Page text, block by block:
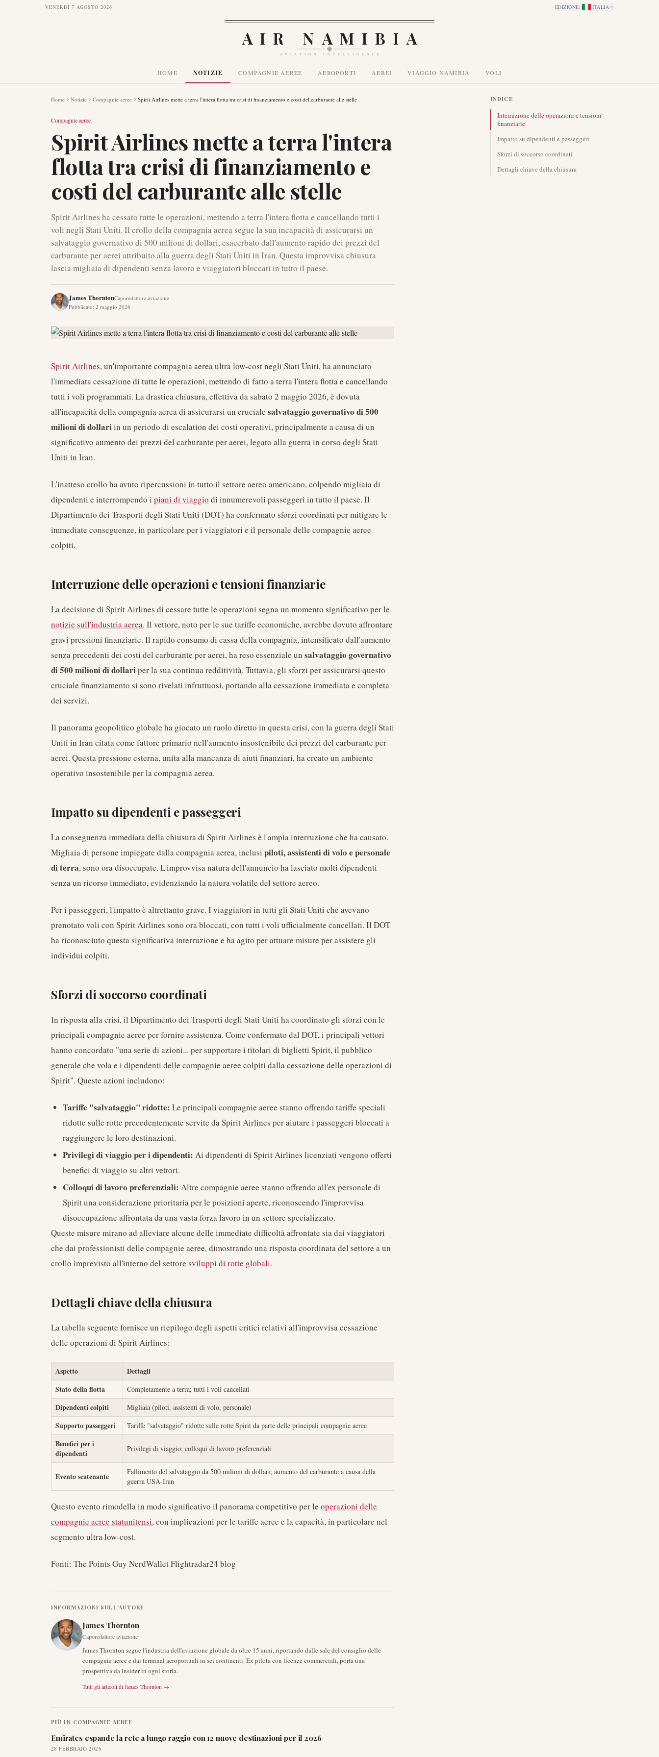
VENERDÌ 7 AGOSTO 2026 EDIZIONE: ITALIA
AIR NAMIBIA
AVIATION INTELLIGENCE
HOME NOTIZIE COMPAGNIE AEREE AEROPORTI AEREI VIAGGIO NAMIBIA VOLI
Home Notizie Compagnie aeree Spirit Airlines mette a terra l'intera flotta tra crisi di finanziamento e costi del carburante alle stelle
Compagnie aeree
Spirit Airlines mette a terra l'intera
flotta tra crisi di finanziamento e
costi del carburante alle stelle
Spirit Airlines ha cessato tutte le operazioni, mettendo a terra l'intera flotta e cancellando tutti i
voli negli Stati Uniti. Il crollo della compagnia aerea segue la sua incapacità di assicurarsi un
salvataggio governativo di 500 milioni di dollari, esacerbato dall'aumento rapido dei prezzi del
carburante per aerei attribuito alla guerra degli Stati Uniti in Iran. Questa improvvisa chiusura
lascia migliaia di dipendenti senza lavoro e viaggiatori bloccati in tutto il paese.
James ThorntonCaporedattore aviazione
Pubblicato: 2 maggio 2026
Spirit Airlines, un'importante compagnia aerea ultra low-cost negli Stati Uniti, ha annunciato
l'immediata cessazione di tutte le operazioni, mettendo di fatto a terra l'intera flotta e cancellando
tutti i voli programmati. La drastica chiusura, effettiva da sabato 2 maggio 2026, è dovuta
all'incapacità della compagnia aerea di assicurarsi un cruciale salvataggio governativo di 500
milioni di dollariin un periodo di escalation dei costi operativi, principalmente a causa di un
significativo aumento dei prezzi del carburante per aerei, legato alla guerra in corso degli Stati
Uniti in Iran.
L'inatteso crollo ha avuto ripercussioni in tutto il settore aereo americano, colpendo migliaia di
dipendenti e interrompendo i piani di viaggio di innumerevoli passeggeri in tutto il paese. Il
Dipartimento dei Trasporti degli Stati Uniti (DOT) ha confermato sforzi coordinati per mitigare le
immediate conseguenze, in particolare per i viaggiatori e il personale delle compagnie aeree
colpiti.
Interruzione delle operazioni e tensioni finanziarie
La decisione di Spirit Airlines di cessare tutte le operazioni segna un momento significativo per le
notizie sull'industria aerea. Il vettore, noto per le sue tariffe economiche, avrebbe dovuto affrontare
gravi pressioni finanziarie. Il rapido consumo di cassa della compagnia, intensificato dall'aumento
senza precedenti dei costi del carburante per aerei, ha reso essenziale un salvataggio governativo
di 500 milioni di dollariper la sua continua redditività. Tuttavia, gli sforzi per assicurarsi questo
cruciale finanziamento si sono rivelati infruttuosi, portando alla cessazione immediata e completa
dei servizi.
Il panorama geopolitico globale ha giocato un ruolo diretto in questa crisi, con la guerra degli Stati
Uniti in Iran citata come fattore primario nell'aumento insostenibile dei prezzi del carburante per
aerei. Questa pressione esterna, unita alla mancanza di aiuti finanziari, ha creato un ambiente
operativo insostenibile per la compagnia aerea.
Impatto su dipendenti e passeggeri
La conseguenza immediata della chiusura di Spirit Airlines è l'ampia interruzione che ha causato.
Migliaia di persone impiegate dalla compagnia aerea, inclusi piloti, assistenti di volo e personale
di terra, sono ora disoccupate. L'improvvisa natura dell'annuncio ha lasciato molti dipendenti
senza un ricorso immediato, evidenziando la natura volatile del settore aereo.
Per i passeggeri, l'impatto è altrettanto grave. I viaggiatori in tutti gli Stati Uniti che avevano
prenotato voli con Spirit Airlines sono ora bloccati, con tutti i voli ufficialmente cancellati. Il DOT
ha riconosciuto questa significativa interruzione e ha agito per attuare misure per assistere gli
individui colpiti.
Sforzi di soccorso coordinati
In risposta alla crisi, il Dipartimento dei Trasporti degli Stati Uniti ha coordinato gli sforzi con le
principali compagnie aeree per fornire assistenza. Come confermato dal DOT, i principali vettori
hanno concordato "una serie di azioni... per supportare i titolari di biglietti Spirit, il pubblico
generale che vola e i dipendenti delle compagnie aeree colpiti dalla cessazione delle operazioni di
Spirit". Queste azioni includono:
Tariffe "salvataggio" ridotte: Le principali compagnie aeree stanno offrendo tariffe speciali
ridotte sulle rotte precedentemente servite da Spirit Airlines per aiutare i passeggeri bloccati a
raggiungere le loro destinazioni.
Privilegi di viaggio per i dipendenti: Ai dipendenti di Spirit Airlines licenziati vengono offerti
benefici di viaggio su altri vettori.
Colloqui di lavoro preferenziali: Altre compagnie aeree stanno offrendo all'ex personale di
Spirit una considerazione prioritaria per le posizioni aperte, riconoscendo l'improvvisa
disoccupazione affrontata da una vasta forza lavoro in un settore specializzato.
Queste misure mirano ad alleviare alcune delle immediate difficoltà affrontate sia dai viaggiatori
che dai professionisti delle compagnie aeree, dimostrando una risposta coordinata del settore a un
crollo imprevisto all'interno del settore sviluppi di rotte globali.
Dettagli chiave della chiusura
La tabella seguente fornisce un riepilogo degli aspetti critici relativi all'improvvisa cessazione
delle operazioni di Spirit Airlines:
Aspetto
Dettagli
Stato della flotta
Completamente a terra; tutti i voli cancellati
Dipendenti colpiti Migliaia (piloti, assistenti di volo, personale)
Supporto passeggeri Tariffe "salvataggio" ridotte sulle rotte Spirit da parte delle principali compagnie aeree
Benefici per i
dipendenti
Privilegi di viaggio; colloqui di lavoro preferenziali
Evento scatenante
Fallimento del salvataggio da 500 milioni di dollari; aumento del carburante a causa della
guerra USA-Iran
Questo evento rimodella in modo significativo il panorama competitivo per le operazioni delle
compagnie aeree statunitensi, con implicazioni per le tariffe aeree e la capacità, in particolare nel
segmento ultra low-cost.
Fonti: The Points Guy NerdWallet Flightradar24 blog
INFORMAZIONI SULL'AUTORE
James Thornton
Caporedattore aviazione
James Thornton segue l'industria dell'aviazione globale da oltre 15 anni, riportando dalle sale del consiglio delle
compagnie aeree e dai terminal aeroportuali in sei continenti. Ex pilota con licenze commerciali, porta una
prospettiva da insider in ogni storia.
Tutti gli articoli diJames Thornton →
PIÙ IN COMPAGNIE AEREE
Emirates espande la rete a lungo raggio con 12 nuove destinazioni per il 2026
28 FEBBRAIO 2026
INDICE
Interruzione delle operazioni e tensioni
finanziarie
Impatto su dipendenti e passeggeri
Sforzi di soccorso coordinati
Dettagli chiave della chiusura